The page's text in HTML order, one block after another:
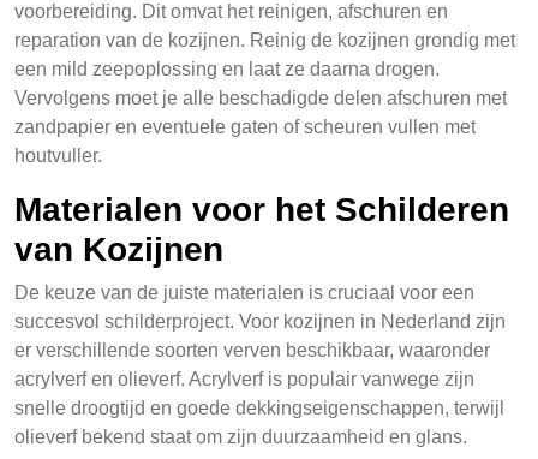
voorbereiding. Dit omvat het reinigen, afschuren en
reparation van de kozijnen. Reinig de kozijnen grondig met
een mild zeepoplossing en laat ze daarna drogen.
Vervolgens moet je alle beschadigde delen afschuren met
zandpapier en eventuele gaten of scheuren vullen met
houtvuller.
Materialen voor het Schilderen
van Kozijnen
De keuze van de juiste materialen is cruciaal voor een
succesvol schilderproject. Voor kozijnen in Nederland zijn
er verschillende soorten verven beschikbaar, waaronder
acrylverf en olieverf. Acrylverf is populair vanwege zijn
snelle droogtijd en goede dekkingseigenschappen, terwijl
olieverf bekend staat om zijn duurzaamheid en glans.